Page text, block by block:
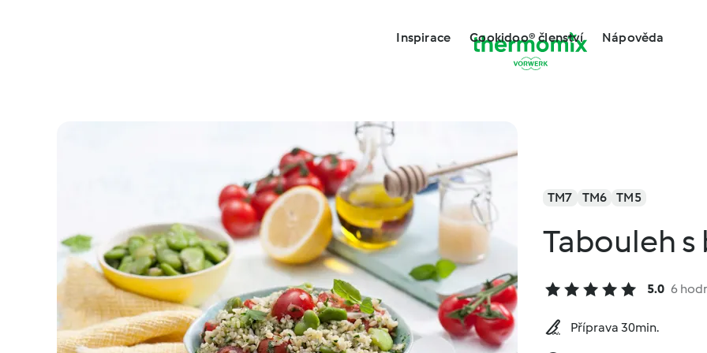
Inspirace Cookidoo® členství Nápověda
TM7 TM6 TM5
Tabouleh s
5.0 6
Příprava 30min.